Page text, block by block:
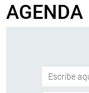
AGENDA